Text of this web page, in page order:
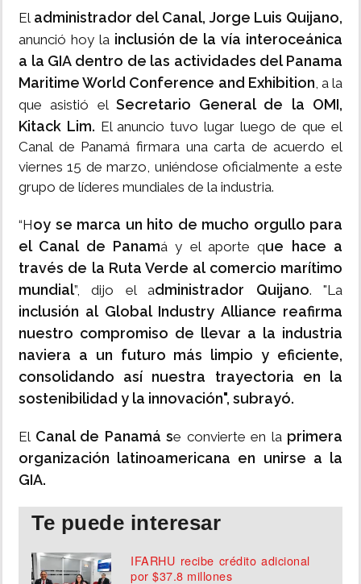
El administrador del Canal, Jorge Luis Quijano,
anunció hoy lainclusión de la vía interoceánica
a la GIA dentro de las actividades del Panama
Maritime World Conference and Exhibition, a la
que asistió el Secretario General de la OMI,
Kitack Lim. El anuncio tuvo lugar luego de que el
Canal de Panamá firmara una carta de acuerdo el
viernes 15 de marzo, uniéndose oficialmente a este
grupo de líderes mundiales de la industria.
“Hoy se marca un hito de mucho orgullo para
el Canal de Panamá y el aporte que hace a
través de la Ruta Verde al comercio marítimo
mundial”, dijo el administrador Quijano. "La
inclusión al Global Industry Alliance reafirma
nuestro compromiso de llevar a la industria
naviera a un futuro más limpio y eficiente,
consolidando así nuestra trayectoria en la
sostenibilidad y la innovación", subrayó.
El Canal de Panamá se convierte en la primera
organización latinoamericana en unirse a la
GIA.
Te puede interesar
IFARHU recibe crédito adicional
por $37.8 millones